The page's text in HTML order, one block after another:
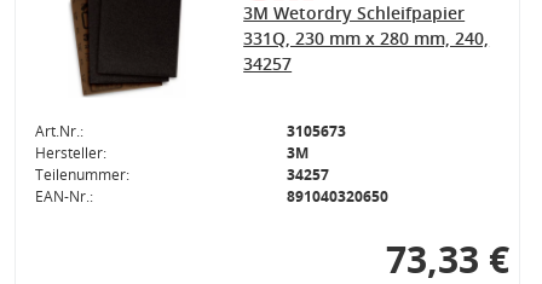
3M Wetordry Schleifpapier
331Q, 230 mm x 280 mm, 240,
34257
Art.Nr.:
3105673
Hersteller:
3M
Teilenummer:
34257
EAN-Nr.:
891040320650
73,33 €